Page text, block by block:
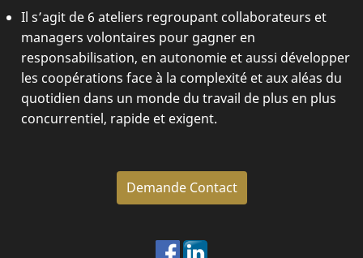
Il s’agit de 6 ateliers regroupant collaborateurs et
managers volontaires pour gagner en
responsabilisation, en autonomie et aussi développer
les coopérations face à la complexité et aux aléas du
quotidien dans un monde du travail de plus en plus
concurrentiel, rapide et exigent.
Demande Contact